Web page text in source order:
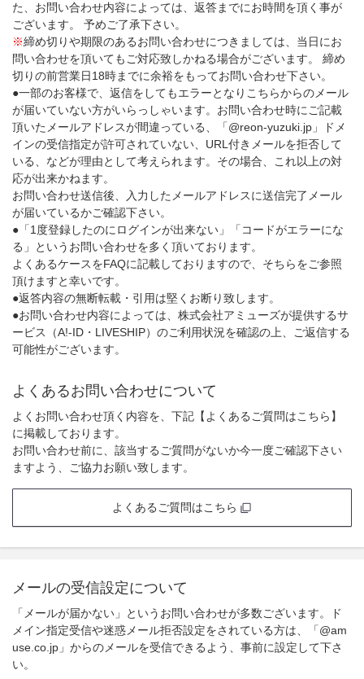
た、お問い合わせ内容によっては、返答までにお時間を頂く事が
ございます。 予めご了承下さい。
※締め切りや期限のあるお問い合わせにつきましては、当日にお
問い合わせを頂いてもご対応致しかねる場合がございます。 締め
切りの前営業日18時までに余裕をもってお問い合わせ下さい。
●一部のお客様で、返信をしてもエラーとなりこちらからのメール
が届いていない方がいらっしゃいます。お問い合わせ時にご記載
頂いたメールアドレスが間違っている、「@reon-yuzuki.jp」ドメ
インの受信指定が許可されていない、URL付きメールを拒否して
いる、などが理由として考えられます。その場合、これ以上の対
応が出来かねます。
お問い合わせ送信後、入力したメールアドレスに送信完了メール
が届いているかご確認下さい。
●「1度登録したのにログインが出来ない」「コードがエラーにな
る」というお問い合わせを多く頂いております。
よくあるケースをFAQに記載しておりますので、そちらをご参照
頂けますと幸いです。
●返答内容の無断転載・引用は堅くお断り致します。
●お問い合わせ内容によっては、株式会社アミューズが提供するサ
ービス（A!-ID・LIVESHIP）のご利用状況を確認の上、ご返信する
可能性がございます。
よくあるお問い合わせについて
よくお問い合わせ頂く内容を、下記【よくあるご質問はこちら】
に掲載しております。
お問い合わせ前に、該当するご質問がないか今一度ご確認下さい
ますよう、ご協力お願い致します。
よくあるご質問はこちら
メールの受信設定について
「メールが届かない」というお問い合わせが多数ございます。ド
メイン指定受信や迷惑メール拒否設定をされている方は、「@am
use.co.jp」からのメールを受信できるよう、事前に設定して下さ
い。